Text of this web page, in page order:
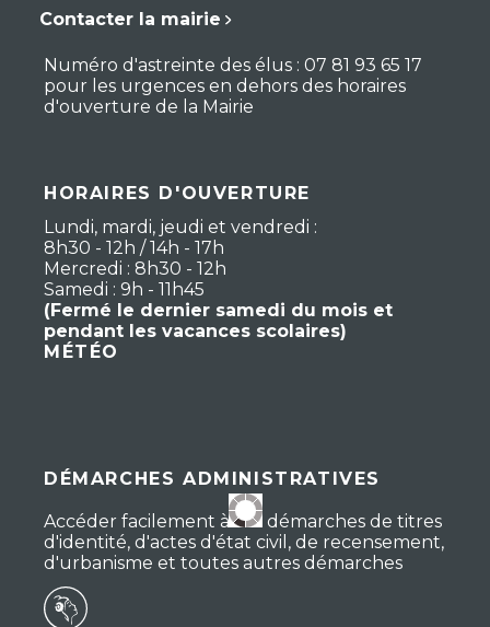
Contacter la mairie
Numéro d'astreinte des élus : 07 81 93 65 17
pour les urgences en dehors des horaires
d'ouverture de la Mairie
HORAIRES D'OUVERTURE
Lundi, mardi, jeudi et vendredi :
8h30 - 12h / 14h - 17h
Mercredi : 8h30 - 12h
Samedi : 9h - 11h45
(Fermé le dernier samedi du mois et
pendant les vacances scolaires)
MÉTÉO
DÉMARCHES ADMINISTRATIVES
Accéder facilement à vos démarches de titres
d'identité, d'actes d'état civil, de recensement,
d'urbanisme et toutes autres démarches